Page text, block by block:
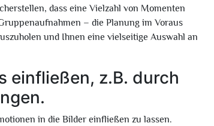
dass eine Vielzahl von Momenten
– die Planung im Voraus
und Ihnen eine vielseitige Auswahl an
einfließen, z.B. durch
in die Bilder einfließen zu lassen.